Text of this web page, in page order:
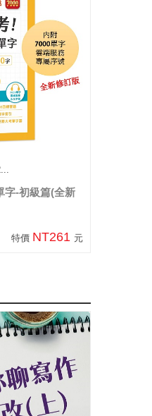
字-初級篇(全新
特價 NT261 元